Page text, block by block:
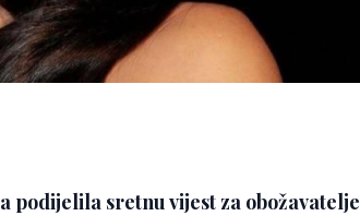
podijelila sretnu vijest za obožavatelje